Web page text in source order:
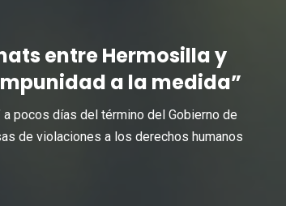
entre Hermosilla y
a la medida”
pocos días del término del Gobierno de
de violaciones a los derechos humanos